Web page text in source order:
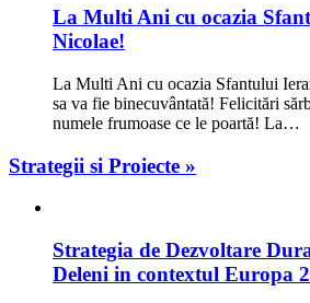
La Multi Ani cu ocazia
Nicolae!
La Multi Ani cu ocazia Sfantului
sa va fie binecuvântată! Felicitări
numele frumoase ce le poartă! La…
Strategii si Proiecte »
Strategia de Dezvoltare
Deleni in contextul Europa